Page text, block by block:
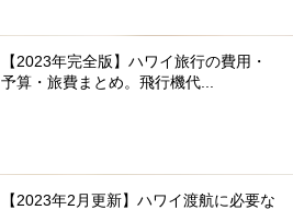
【2023年完全版】ハワイ旅行の費用・
予算・旅費まとめ。飛行機代...
【2023年2月更新】ハワイ渡航に必要な